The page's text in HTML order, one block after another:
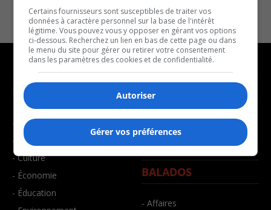
NOUVELLES
- Affaires municipales
- Communauté / Social
- Culture
- Économie
- Éducation
MUSIQUE
BALADOS
- Affaires
Certains fournisseurs sont susceptibles de traiter vos
données à caractère personnel sur la base de l'intérêt
légitime. Vous pouvez vous y opposer en gérant vos options
ci-dessous. Recherchez un lien en bas de cette page ou dans
le menu du site pour gérer ou retirer votre consentement
dans les paramètres des cookies et de confidentialité.
Autoriser
Gérer vos préférences